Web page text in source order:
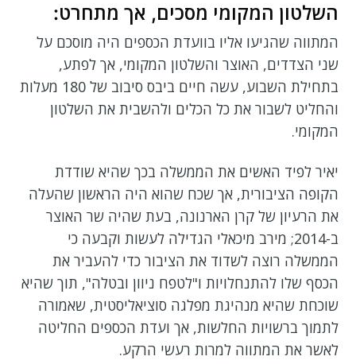
השלטון המקומי מסכים, אך מתחרט:
המתווה שהגיעו אליו בוועדת הכספים היה מוסכם על
שני הצדדים, האוצר והשלטון המקומי, אך לפתע,
בתחילת השבוע, עשה חיים ביבס סיבוב של 180 מעלות
והחליט לשבור את כל הכלים ולהשבית את השלטון
המקומי.
יאיר לפיד האשים את הממשלה בכך שהיא שודדת
הקופה הציבורית, אך שכח שהוא היה הראשון שהעלה
את הרעיון של קרן הארנונה, בעת שהיה שר האוצר
ב-2014; מירב מיכאלי הגדילה לעשות וקבעה כי
הממשלה רוצה לשדוד את הציבור כדי להעביר את
הכסף שלו להתנחלויות ו"לטפח ניוון ובטלה", תוך שהיא
שוכחת שהיא מנהיגת מפלגה סוציאליסטית, שאמורה
לתמוך ברשויות החלשות, אך ועדת הכספים החליטה
לאשר את המתווה למרות רעשי הרקע.